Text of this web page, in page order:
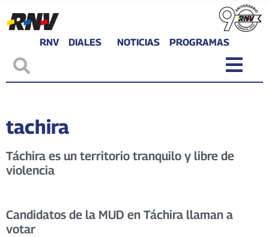
RNV DIALES NOTICIAS PROGRAMAS
tachira
Táchira es un territorio tranquilo y libre de
violencia
Candidatos de la MUD en Táchira llaman a
votar